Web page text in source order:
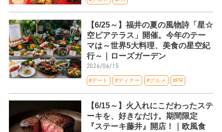
【6/25～】福井の夏の風物詩「星☆
空ビアテラス」開催。今年のテー
マは～世界5大料理、美食の星空紀
行～｜ローズガーデン
2026/06/15
#デート #ディナー #グルメ #PR
【6/15～】火入れにこだわったステ
ーキを、好きなだけ。期間限定
『ステーキ藤井』開店！｜欧風食